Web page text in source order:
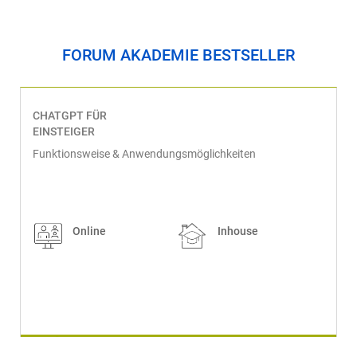
FORUM AKADEMIE BESTSELLER
CHATGPT FÜR
EINSTEIGER
Funktionsweise & Anwendungsmöglichkeiten
Online Inhouse